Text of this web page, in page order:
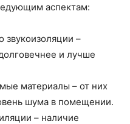
аспектам:
звукоизоляции –
и лучше
материалы – от них
шума в помещении.
– наличие